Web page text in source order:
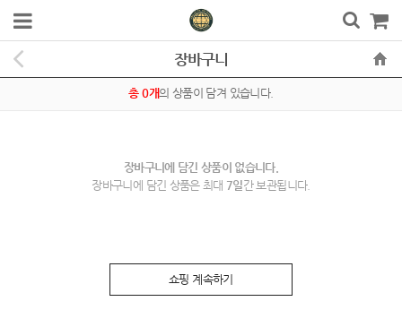
장바구니
총 0개의 상품이 담겨 있습니다.
장바구니에 담긴 상품이 없습니다.
장바구니에 담긴 상품은 최대 7일간 보관됩니다.
쇼핑 계속하기